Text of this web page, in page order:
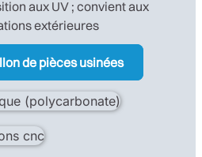
aux UV ; convient aux
extérieures
de pièces usinées